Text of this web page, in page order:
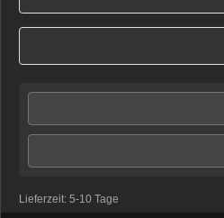
Lieferzeit: 5-10 Tage